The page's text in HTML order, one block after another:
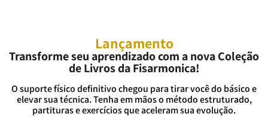
Lançamento
Transforme seu aprendizado com a nova Coleção
de Livros da Fisarmonica!
O suporte físico definitivo chegou para tirar você do básico e
elevar sua técnica. Tenha em mãos o método estruturado,
partituras e exercícios que aceleram sua evolução.